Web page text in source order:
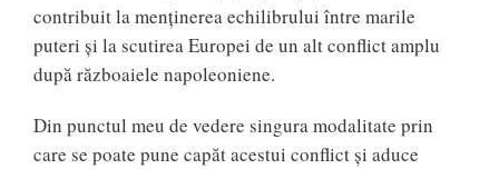
contribuit la menținerea echilibrului între marile
puteri și la scutirea Europei de un alt conflict amplu
după războaiele napoleoniene.
Din punctul meu de vedere singura modalitate prin
care se poate pune capăt acestui conflict și aduce